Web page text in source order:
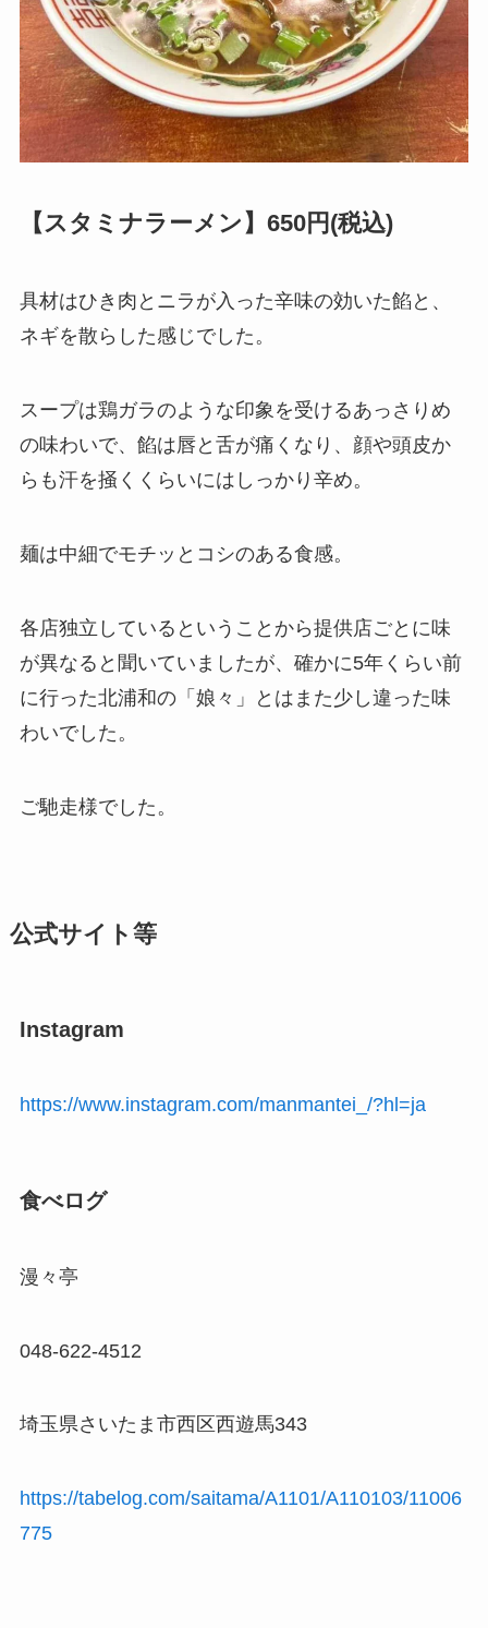
【スタミナラーメン】650円(税込)
具材はひき肉とニラが入った辛味の効いた餡と、
ネギを散らした感じでした。
スープは鶏ガラのような印象を受けるあっさりめ
の味わいで、餡は唇と舌が痛くなり、顔や頭皮か
らも汗を掻くくらいにはしっかり辛め。
麺は中細でモチッとコシのある食感。
各店独立しているということから提供店ごとに味
が異なると聞いていましたが、確かに5年くらい前
に行った北浦和の「娘々」とはまた少し違った味
わいでした。
ご馳走様でした。
公式サイト等
Instagram
https://www.instagram.com/manmantei_/?hl=ja
食べログ
漫々亭
048-622-4512
埼玉県さいたま市西区西遊馬343
https://tabelog.com/saitama/A1101/A110103/11006
775